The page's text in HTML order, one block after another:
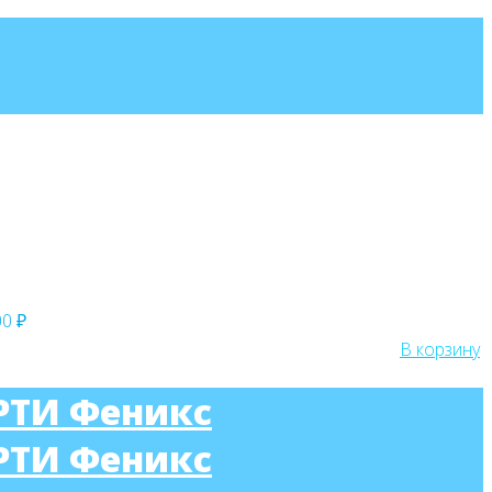
₽
В корзину